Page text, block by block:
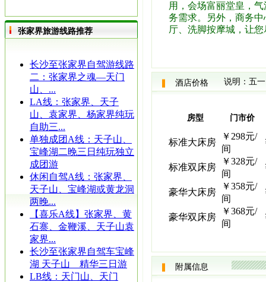
张家界旅游线路推荐
长沙至张家界自驾游线路
二：张家界之魂—天门
山、...
LA线：张家界、天子
山、袁家界、杨家界纯玩
自助三...
单独成团A线：天子山、
宝峰湖二晚三日纯玩独立
成团游
休闲自驾A线：张家界、
天子山、宝峰湖或黄龙洞
两晚...
【喜乐A线】张家界、黄
石寨、金鞭溪、天子山袁
家界...
长沙至张家界自驾车宝峰
湖 天子山 精华三日游
LB线：天门山、天门
用，会场富丽堂皇，
务需求。另外，商务
厅、洗脚按摩城，让
酒店价格 说明：五一
房型 门市价
标准大床房
￥298元/
间
标准双床房
￥328元/
间
豪华大床房
￥358元/
间
豪华双床房
￥368元/
间
附属信息